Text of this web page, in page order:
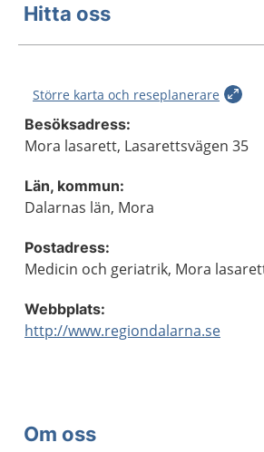
Hitta oss
Större karta och reseplanerare
Besöksadress:
Mora lasarett, Lasarettsvägen 35
Län, kommun:
Dalarnas län, Mora
Postadress:
Medicin och geriatrik, Mora
Webbplats:
http://www.regiondalarna.se
Om oss